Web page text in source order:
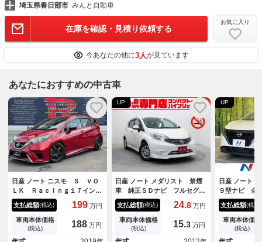
埼玉県春日部市 みんと自動車
在庫を確認・見積り依頼する
お気に入り
今あなたの他に3人が見ています
あなたにおすすめの中古車
日産 ノート ニスモ Ｓ ＶＯ
ＬＫ Ｒａｃｉｎｇ１７インチ
ＡＷ 社外Ｆブレーキキャリパ
ー ＴＥＩＮ車高調 社外ウィ
ング ＥＸＡＳマフラー バッ
クカメラ ＥＴＣ ドライブレ
コーダー レーダー探知機
支払総額(税込) 199 万円
車両本体価格
(税込) 188 万円
UP
日産 ノート メダリスト 禁煙
車 純正ＳＤナビ フルセグＴ
Ｖ Ｂｌｕｅｔｏｏｔｈ ＣＤ
／ＤＶＤ アラウンドビューモ
ニター バックカメラ インテ
リジェントキー プッシュスタ
ート 電動格納ドアミラー ハ
支払総額(税込) 24.8 万円
車両本体価格
(税込) 15.3 万円
UP
日産 ノート
９型ナビ 全
レコ ＥＴＣ
デジタルイン
パイロット
ｈ再生 純正
ミ エマージ
支払総額(税込)
車両本体価格
(税込)